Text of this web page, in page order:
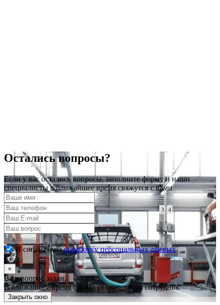
Остались вопросы?
Если у вас остались вопросы, заполните форму и наши
специалисты в ближайшее время свяжутся с вами
Отправить
Я согласен наобработку персональных данных
×
Ваш вопрос задан.
В ближайшее время с вами свяжется наш сотрудник
Закрыть окно